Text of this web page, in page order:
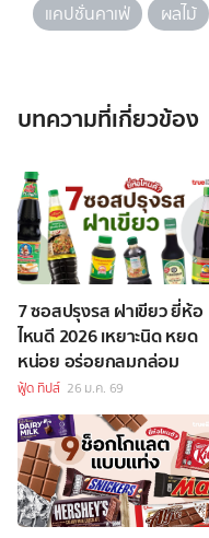
แคปชั่นคาเฟ่
ผลไม้
บทความที่เกี่ยวข้อง
7 ซอสปรุงรส ฝาเขียว ยี่ห้อ
ไหนดี 2026 เหยาะนิด หยด
หน่อย อร่อยกลมกล่อม
ฟู้ด ทิปส์ 26 ม.ค. 69